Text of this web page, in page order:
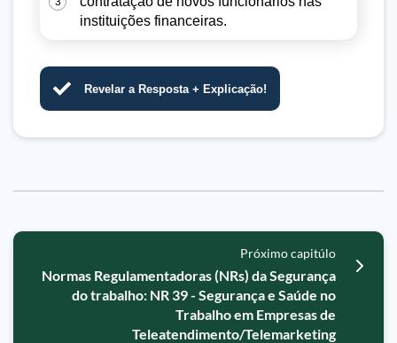
instituições financeiras.
Revelar a Resposta + Explicação!
Próximo capitúlo
Normas Regulamentadoras (NRs) da Segurança
do trabalho: NR 39 - Segurança e Saúde no
Trabalho em Empresas de
Teleatendimento/Telemarketing